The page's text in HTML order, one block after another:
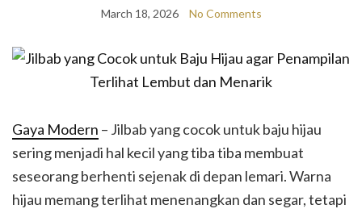
March 18, 2026 No Comments
Gaya Modern – Jilbab yang cocok untuk baju hijau
sering menjadi hal kecil yang tiba tiba membuat
seseorang berhenti sejenak di depan lemari. Warna
hijau memang terlihat menenangkan dan segar, tetapi